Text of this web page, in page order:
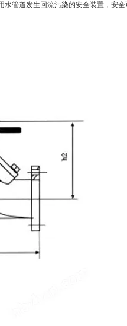
管道发生回流污染的安全装置，安